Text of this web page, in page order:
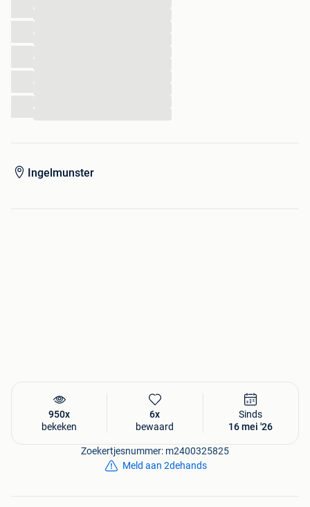
Ingelmunster
950x
bekeken
6x
bewaard
Sinds
16 mei '26
Zoekertjesnummer: m2400325825
Meld aan 2dehands